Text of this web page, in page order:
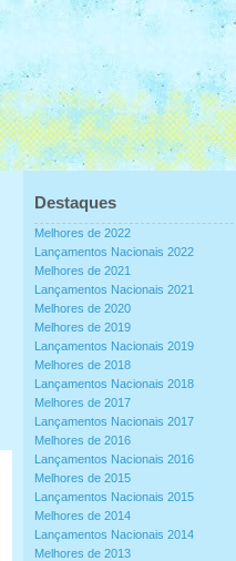
Destaques
Melhores de 2022
Lançamentos Nacionais 2022
Melhores de 2021
Lançamentos Nacionais 2021
Melhores de 2020
Melhores de 2019
Lançamentos Nacionais 2019
Melhores de 2018
Lançamentos Nacionais 2018
Melhores de 2017
Lançamentos Nacionais 2017
Melhores de 2016
Lançamentos Nacionais 2016
Melhores de 2015
Lançamentos Nacionais 2015
Melhores de 2014
Lançamentos Nacionais 2014
Melhores de 2013